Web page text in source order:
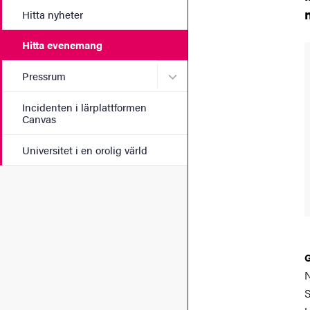
Hitta nyheter
Hitta evenemang
Pressrum Undermeny för Pressrum
Incidenten i lärplattformen
Canvas
Universitet i en orolig värld